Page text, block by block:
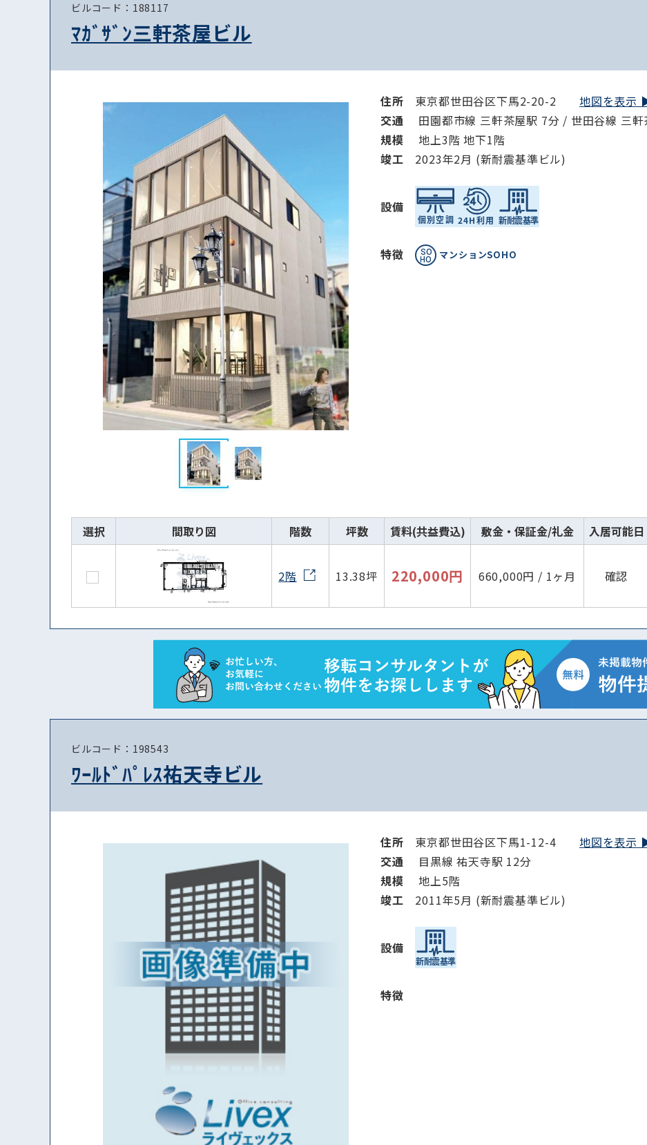
から探す から探す
条件を絞り込む
ビルコード：188117
ﾏｶﾞｻﾞﾝ三軒茶屋ビル
住所 東京都世田谷区下馬2-20-2地図を表示
交通
田園都市線 三軒茶屋駅 7分 / 世田谷線 三
規模
地上3階 地下1階
竣⼯ 2023年2月 (新耐震基準ビル)
設備
特徴 マンションSOHO
選択 間取り図 階数 坪数 賃料(共益費込) 敷金・保証金/礼金 入居可能日
2階 13.38坪 220,000円 660,000円 / 1ヶ月 確認
ビルコード：198543
ﾜｰﾙﾄﾞﾊﾟﾚｽ祐天寺ビル
住所 東京都世田谷区下馬1-12-4地図を表示
交通
目黒線 祐天寺駅 12分
規模
地上5階
竣⼯ 2011年5月 (新耐震基準ビル)
設備
特徴